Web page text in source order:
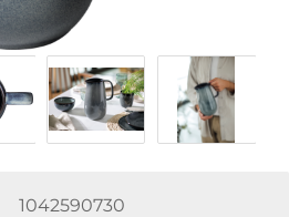
1042590730